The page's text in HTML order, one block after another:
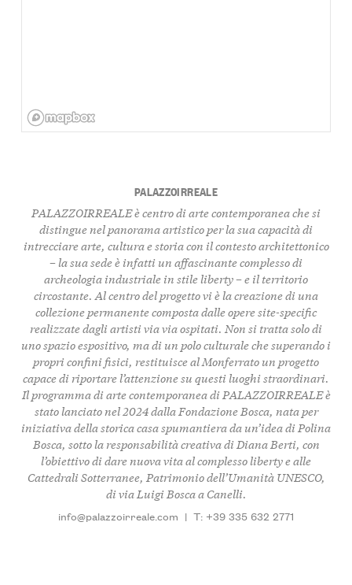
PALAZZOIRREALE
PALAZZOIRREALE è centro di arte contemporanea che si
distingue nel panorama artistico per la sua capacità di
intrecciare arte, cultura e storia con il contesto architettonico
– la sua sede è infatti un affascinante complesso di
archeologia industriale in stile liberty – e il territorio
circostante. Al centro del progetto vi è la creazione di una
collezione permanente composta dalle operesite-specific
realizzate dagli artisti via via ospitati. Non si tratta solo di
uno spazio espositivo, ma di un polo culturale che superando i
propri confini fisici, restituisce al Monferrato un progetto
capace di riportare l’attenzione su questi luoghi straordinari.
Il programma di arte contemporanea di PALAZZOIRREALE è
stato lanciato nel 2024 dallaFondazione Bosca, nata per
iniziativa della storica casa spumantiera da un’idea di Polina
Bosca, sotto la responsabilità creativa di Diana Berti, con
l’obiettivo di dare nuova vita al complesso liberty e alle
Cattedrali Sotterranee, Patrimonio dell’Umanità UNESCO,
di via Luigi Bosca a Canelli.
info@palazzoirreale.com | T: +39 335 632 2771